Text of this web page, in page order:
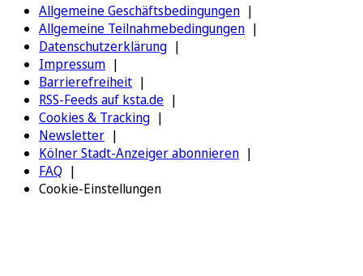
Allgemeine Geschäftsbedingungen
Allgemeine Teilnahmebedingungen
Datenschutzerklärung
Impressum
Barrierefreiheit
RSS-Feeds auf ksta.de
Cookies & Tracking
Newsletter
Kölner Stadt-Anzeiger abonnieren
FAQ
Cookie-Einstellungen